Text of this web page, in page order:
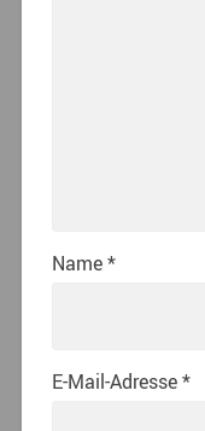
Name*
E-Mail-Adresse*